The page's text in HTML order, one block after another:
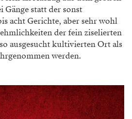
der Aufführung steigen soll
meisten Restaurants längst
wenn der Vorhang sich senkt.
für diesen Genuss vor dem
Kommod“ in der
Meter von der Josefstadt
geschaffen. Gerade einmal
dieser Schmuckschatulle von
eingefasst von prächtig